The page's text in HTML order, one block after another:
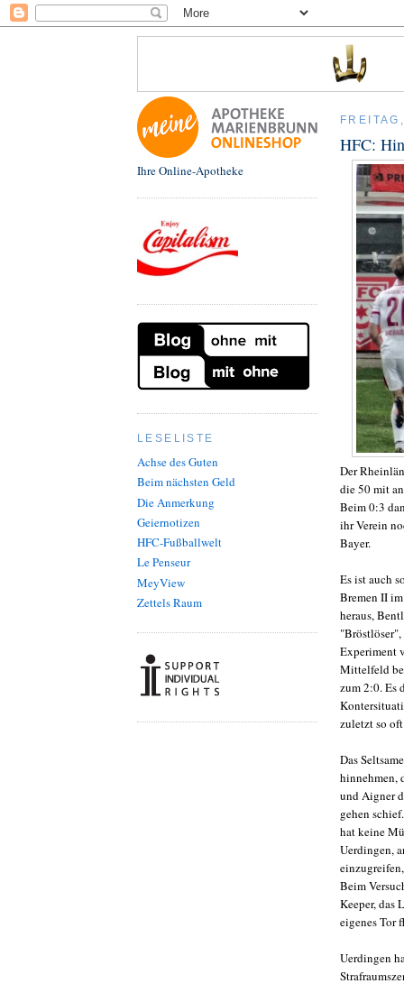
Ihre Online-Apotheke
LESELISTE
Achse des Guten
Beim nächsten Geld
Die Anmerkung
Geiernotizen
HFC-Fußballwelt
Le Penseur
MeyView
Zettels Raum
HFC:
Der
die 50 mit
Beim 0:3
ihr Verein
Bayer.
Es ist auch
Bremen II
heraus,
Experiment
Mittelfeld
zum 2:0. Es
zuletzt so
Das
hinnehmen,
und Aigner
gehen
hat keine
Uerdingen,
Beim
Keeper, das
eigenes Tor
Uerdingen